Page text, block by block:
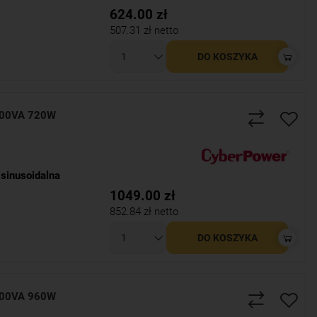
624.00 zł
507.31 zł netto
DO KOSZYKA
720W
1049.00 zł
852.84 zł netto
DO KOSZYKA
960W